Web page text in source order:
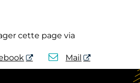
cette page via
Mail